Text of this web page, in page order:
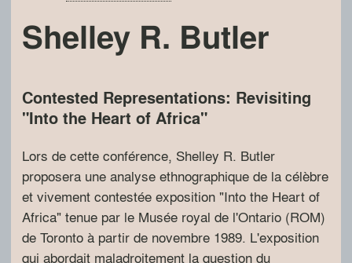
Shelley R. Butler
Contested Representations: Revisiting
"Into the Heart of Africa"
Lors de cette conférence, Shelley R. Butler
proposera une analyse ethnographique de la célèbre
et vivement contestée exposition "Into the Heart of
Africa" tenue par le Musée royal de l'Ontario (ROM)
de Toronto à partir de novembre 1989. L'exposition
qui abordait maladroitement la question du